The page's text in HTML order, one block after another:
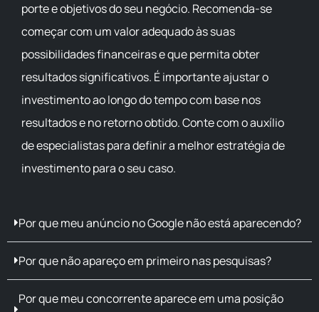
porte e objetivos do seu negócio. Recomenda-se
começar com um valor adequado às suas
possibilidades financeiras e que permita obter
resultados significativos. É importante ajustar o
investimento ao longo do tempo com base nos
resultados e no retorno obtido. Conte com o auxílio
de especialistas para definir a melhor estratégia de
investimento para o seu caso.
Por que meu anúncio no Google não está aparecendo?
Por que não apareço em primeiro nas pesquisas?
Por que meu concorrente aparece em uma posição